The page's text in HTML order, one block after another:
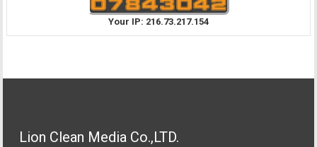
Your IP: 216.73.217.154
Lion Clean Media Co.,LTD.